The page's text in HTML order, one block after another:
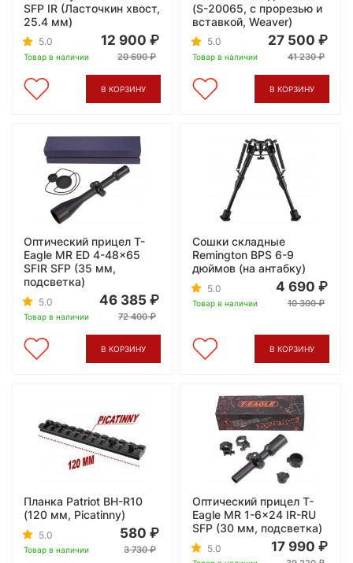
SFP IR (Ласточкин хвост,
25.4 мм)
5.0
Товар в наличии
12 900
20 690
В КОРЗИНУ
(S-20065, с прорезью и
вставкой, Weaver)
5.0
Товар в наличии
27 500
41 230
В КОРЗИНУ
Оптический прицел T-
Eagle MR ED 4-48x65
SFIR SFP (35 мм,
подсветка)
5.0
Товар в наличии
46 385
72 400
В КОРЗИНУ
Сошки складные
Remington BPS 6-9
дюймов (на антабку)
5.0
Товар в наличии
4 690
10 300
В КОРЗИНУ
Планка Patriot BH-R10
(120 мм, Picatinny)
5.0
Товар в наличии
580
3 730
Оптический прицел T-
Eagle MR 1-6x24 IR-RU
SFP (30 мм, подсветка)
5.0 17 990